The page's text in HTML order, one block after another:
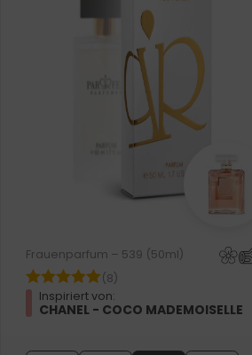
Frauenparfum – 539 (50ml)
(8)
Inspiriert von:
CHANEL - COCO MADEMOISELLE